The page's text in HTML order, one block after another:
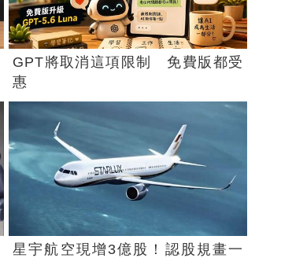
GPT將取消這項限制 免費版都受
惠
星宇航空現增3億股！認股規畫一